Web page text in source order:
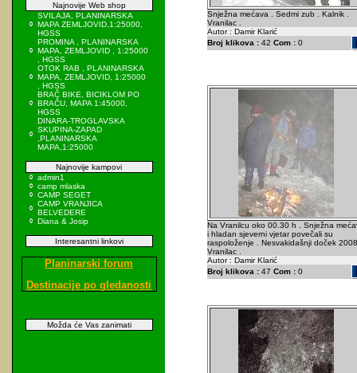
Najnovije Web shop
SVILAJA, PLANINARSKA
MAPA ZEMLJOVID,1:25000,
HGSS
PROMINA , PLANINARSKA
MAPA, ZEMLJOVID , 1:25000
, HGSS
OTOK RAB , PLANINARSKA
MAPA, ZEMLJOVID, 1:25000
, HGSS
BRAČ BIKE, BICIKLOM PO
BRAČU, MAPA 1:45000,
HGSS
DINARA-TROGLAVSKA
SKUPINA-ZAPAD
,PLANINARSKA
MAPA,1:25000
Najnovije kampovi
admin1
camp mlaska
CAMP SEGET
CAMP VRANJICA
BELVEDERE
Diana & Josip
Interesantni linkovi
Planinarski forum
Destinacije po gledanosti
Možda će Vas zanimati
Snježna mećava . Sedmi zub . Kalnik .
Vranilac .
Autor : Damir Klarić
Broj klikova :42 Com :0
Na Vranilcu oko 00.30 h . Snježna
i hladan sjeverni vjetar povečali su
raspoloženje . Nesvakidašnji doček
Vranilac .
Autor : Damir Klarić
Broj klikova :47 Com :0